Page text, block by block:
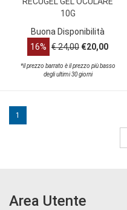
10G
Buona Disponibilità
16% € 24,00 €20,00
*il prezzo barrato è il prezzo più basso
degli ultimi 30 giorni
1
Area Utente